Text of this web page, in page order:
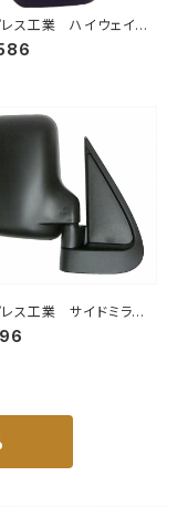
ス工業 ハイウェイミ
ス工業 サイドミラー/
ラー ダイハツ ハイ
トラック 右 99年～